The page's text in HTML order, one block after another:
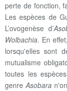
perte de fonction,
Les espèces de
L’ovogenèse d’
Wolbachia. En
lorsqu'elles sont
mutualisme
toutes les
genreAsobara